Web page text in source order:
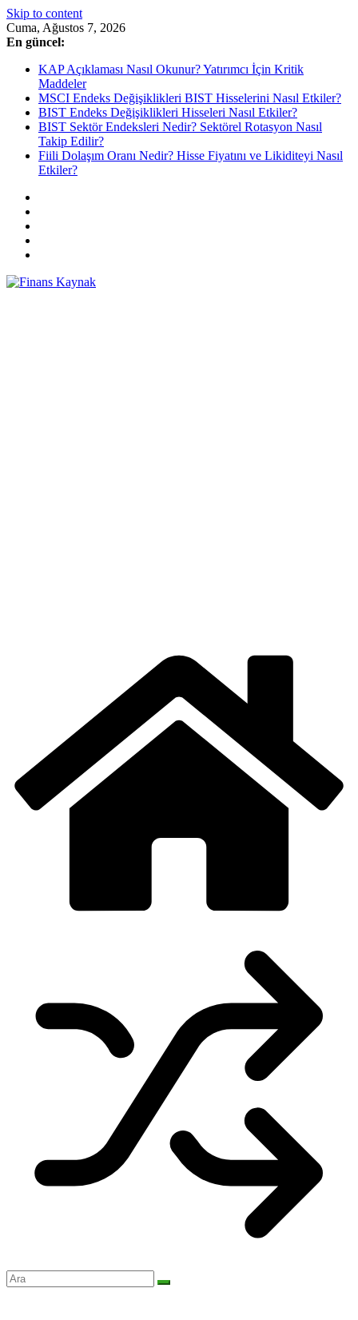
Skip to content
Cuma, Ağustos 7, 2026
En güncel:
KAP Açıklaması Nasıl Okunur? Yatırımcı İçin Kritik
Maddeler
MSCI Endeks Değişiklikleri BIST Hisselerini Nasıl Etkiler?
BIST Endeks Değişiklikleri Hisseleri Nasıl Etkiler?
BIST Sektör Endeksleri Nedir? Sektörel Rotasyon Nasıl
Takip Edilir?
Fiili Dolaşım Oranı Nedir? Hisse Fiyatını ve Likiditeyi Nasıl
Etkiler?